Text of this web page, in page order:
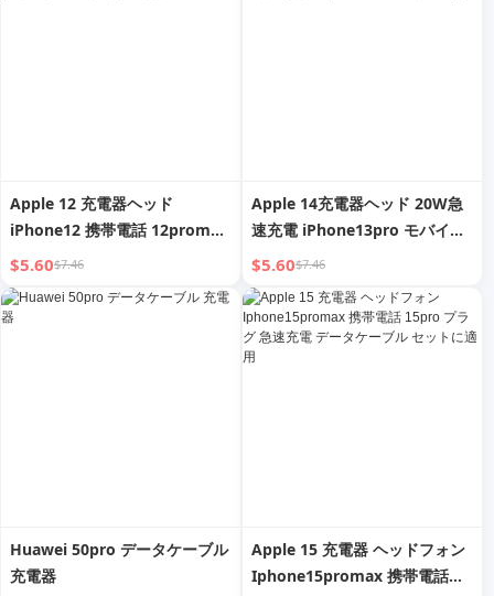
Apple 12 充電器ヘッド
iPhone12 携帯電話 12promax
急速充電 12pro データケーブ
ル PD プラグ 対応
$5.60$7.46
Apple 14充電器ヘッド 20W急
速充電 iPhone13pro モバイル
フォン 12 セット 11 データケ
ーブル 7PD パンチ 8 互換
$5.60$7.46
Huawei 50pro データケーブル
充電器
Apple 15 充電器 ヘッドフォン
Iphone15promax 携帯電話